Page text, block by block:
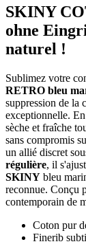
SKINY
ohne
naturel !
Sublimez votre
RETRO bleu
suppression de la
exceptionnelle.
sèche et fraîche
sans compromis
un allié discret
régulière, il
SKINY bleu
reconnue. Conçu
contemporain de
Coton pur
Finerib